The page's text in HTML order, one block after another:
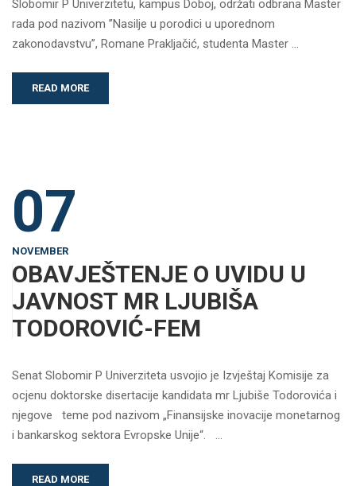
Slobomir P Univerzitetu, kampus Doboj, održati odbrana Master
rada pod nazivom ”Nasilje u porodici u uporednom
zakonodavstvu”, Romane Prakljačić, studenta Master …
READ MORE
07
NOVEMBER
OBAVJEŠTENJE O UVIDU U
JAVNOST MR LJUBIŠA
TODOROVIĆ-FEM
Senat Slobomir P Univerziteta usvojio je Izvještaj Komisije za
ocjenu doktorske disertacije kandidata mr Ljubiše Todorovića i
njegove teme pod nazivom „Finansijske inovacije monetarnog
i bankarskog sektora Evropske Unije“. …
READ MORE